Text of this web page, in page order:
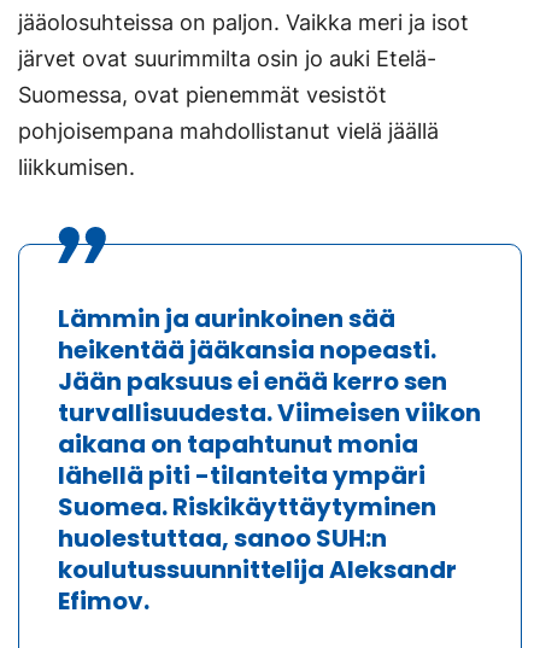
jääolosuhteissa on paljon. Vaikka meri ja isot
järvet ovat suurimmilta osin jo auki Etelä-
Suomessa, ovat pienemmät vesistöt
pohjoisempana mahdollistanut vielä jäällä
liikkumisen.
Lämmin ja aurinkoinen sää
heikentää jääkansia nopeasti.
Jään paksuus ei enää kerro sen
turvallisuudesta. Viimeisen viikon
aikana on tapahtunut monia
lähellä piti -tilanteita ympäri
Suomea. Riskikäyttäytyminen
huolestuttaa, sanoo SUH:n
koulutussuunnittelijaAleksandr
Efimov.